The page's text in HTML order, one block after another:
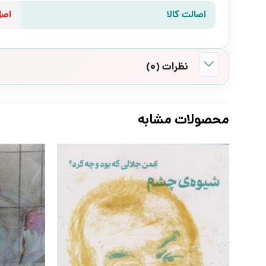
اصالت کالا
نظرات (0)
محصولات مشابه